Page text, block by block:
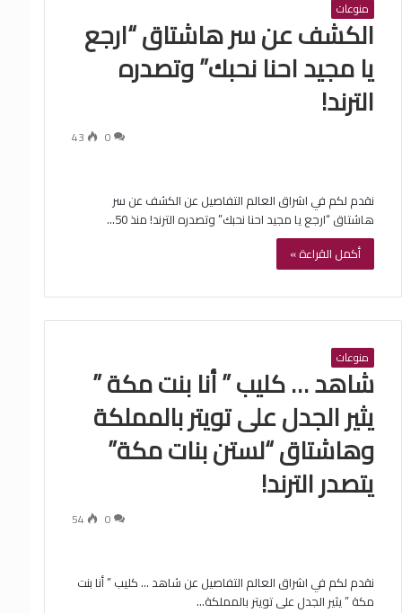
منوعات
الكشف عن سر هاشتاق “ارجع
يا مجيد احنا نحبك” وتصدره
الترند!
0
43
نقدم لكم في اشراق العالم التفاصيل عن الكشف عن سر
هاشتاق “ارجع يا مجيد احنا نحبك” وتصدره الترند! منذ 50…
أكمل القراءة »
منوعات
شاهد … كليب ” أنا بنت مكة ”
يثير الجدل على تويتر بالمملكة
وهاشتاق “لستن بنات مكة”
يتصدر الترند!
0
54
نقدم لكم في اشراق العالم التفاصيل عن شاهد … كليب ” أنا بنت
مكة ” يثير الجدل على تويتر بالمملكة…